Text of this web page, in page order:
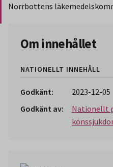
Norrbottens
Om innehållet
NATIONELLT INNEHÅLL
Godkänt:
2023-12-05
Godkänt av:
Nationellt